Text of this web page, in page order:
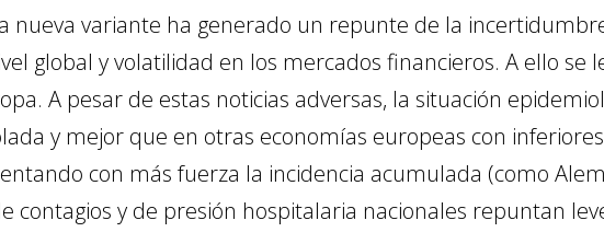
nueva variante ha generado un repunte de la
global y volatilidad en los mercados financieros. A ello
A pesar de estas noticias adversas, la situación
y mejor que en otras economías europeas con
con más fuerza la incidencia acumulada (como
contagios y de presión hospitalaria nacionales repuntan